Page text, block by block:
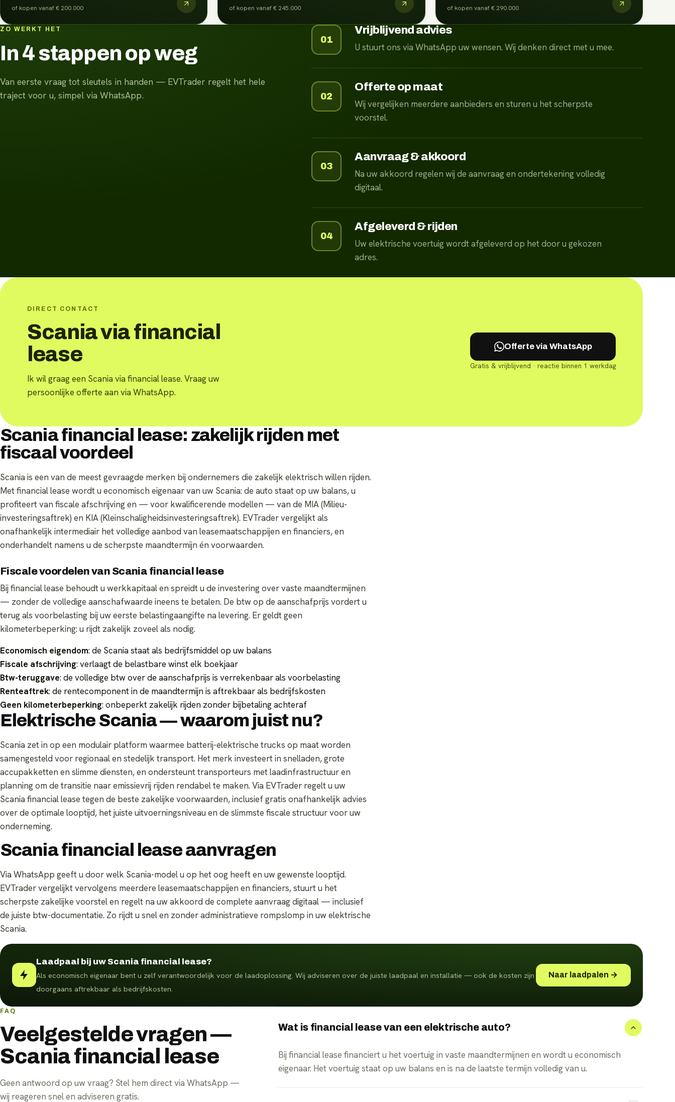
of kopen vanaf€ 200.000 of kopen vanaf€ 245.000 of kopen vanaf€ 290.000
ZO WERKT HET
In 4 stappen op weg
Van eerste vraag tot sleutels in handen — EVTrader regelt het hele
traject voor u, simpel via WhatsApp.
01
Vrijblijvend advies
U stuurt ons via WhatsApp uw wensen. Wij denken direct met u mee.
02
Offerte op maat
Wij vergelijken meerdere aanbieders en sturen u het scherpste
voorstel.
03
Aanvraag & akkoord
Na uw akkoord regelen wij de aanvraag en ondertekening volledig
digitaal.
04
Afgeleverd & rijden
Uw elektrische voertuig wordt afgeleverd op het door u gekozen
adres.
DIRECT CONTACT
Scania via financial
lease
Ik wil graag een Scania via financial lease. Vraag uw
persoonlijke offerte aan via WhatsApp.
Offerte via WhatsApp
Gratis & vrijblijvend · reactie binnen 1 werkdag
Scania financial lease: zakelijk rijden met
fiscaal voordeel
Scania is een van de meest gevraagde merken bij ondernemers die zakelijk elektrisch willen rijden.
Met financial lease wordt u economisch eigenaar van uw Scania: de auto staat op uw balans, u
profiteert van fiscale afschrijving en — voor kwalificerende modellen — van de MIA (Milieu-
investeringsaftrek) en KIA (Kleinschaligheidsinvesteringsaftrek). EVTrader vergelijkt als
onafhankelijk intermediair het volledige aanbod van leasemaatschappijen en financiers, en
onderhandelt namens u de scherpste maandtermijn én voorwaarden.
Fiscale voordelen van Scania financial lease
Bij financial lease behoudt u werkkapitaal en spreidt u de investering over vaste maandtermijnen
— zonder de volledige aanschafwaarde ineens te betalen. De btw op de aanschafprijs vordert u
terug als voorbelasting bij uw eerste belastingaangifte na levering. Er geldt geen
kilometerbeperking: u rijdt zakelijk zoveel als nodig.
Economisch eigendom: de Scania staat als bedrijfsmiddel op uw balans
Fiscale afschrijving: verlaagt de belastbare winst elk boekjaar
Btw-teruggave: de volledige btw over de aanschafprijs is verrekenbaar als voorbelasting
Renteaftrek: de rentecomponent in de maandtermijn is aftrekbaar als bedrijfskosten
Geen kilometerbeperking: onbeperkt zakelijk rijden zonder bijbetaling achteraf
Elektrische Scania — waarom juist nu?
Scania zet in op een modulair platform waarmee batterij-elektrische trucks op maat worden
samengesteld voor regionaal en stedelijk transport. Het merk investeert in snelladen, grote
accupakketten en slimme diensten, en ondersteunt transporteurs met laadinfrastructuur en
planning om de transitie naar emissievrij rijden rendabel te maken. Via EVTrader regelt u uw
Scania financial lease tegen de beste zakelijke voorwaarden, inclusief gratis onafhankelijk advies
over de optimale looptijd, het juiste uitvoerningsniveau en de slimmste fiscale structuur voor uw
onderneming.
Scania financial lease aanvragen
Via WhatsApp geeft u door welk Scania-model u op het oog heeft en uw gewenste looptijd.
EVTrader vergelijkt vervolgens meerdere leasemaatschappijen en financiers, stuurt u het
scherpste zakelijke voorstel en regelt na uw akkoord de complete aanvraag digitaal — inclusief
de juiste btw-documentatie. Zo rijdt u snel en zonder administratieve rompslomp in uw elektrische
Scania.
Laadpaal bij uw Scania financial lease?
Als economisch eigenaar bent u zelf verantwoordelijk voor de laadoplossing. Wij adviseren over de juiste laadpaal en installatie — ook de kosten zijn
doorgaans aftrekbaar als bedrijfskosten.
Naar laadpalen →
FAQ
Veelgestelde vragen —
Scania financial lease
Geen antwoord op uw vraag? Stel hem direct via WhatsApp —
wij reageren snel en adviseren gratis.
Wat is financial lease van een elektrische auto?
Bij financial lease financiert u het voertuig in vaste maandtermijnen en wordt u economisch
eigenaar. Het voertuig staat op uw balans en is na de laatste termijn volledig van u.